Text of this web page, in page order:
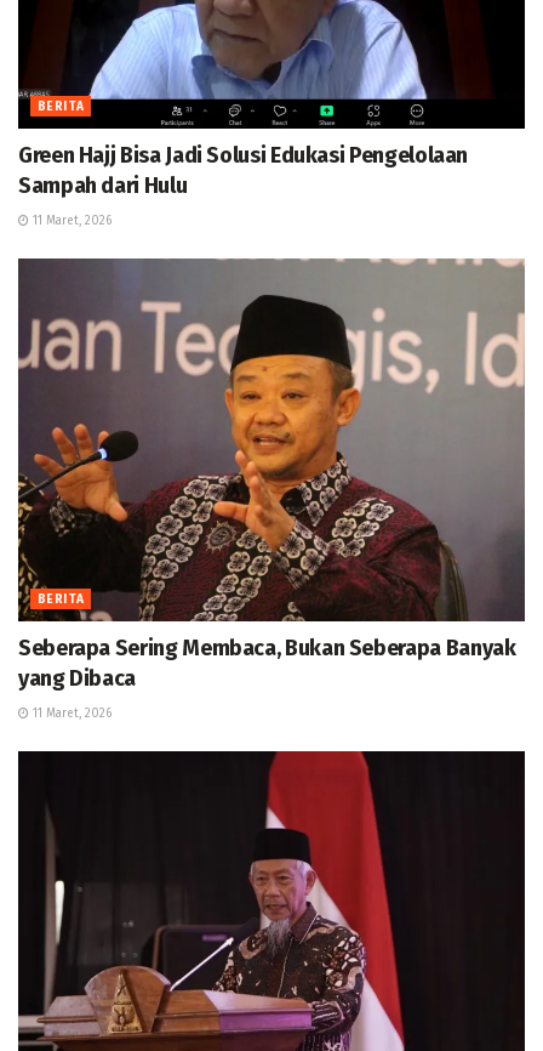
BERITA
Green Hajj Bisa Jadi Solusi Edukasi Pengelolaan
Sampah dari Hulu
11 Maret, 2026
BERITA
Seberapa Sering Membaca, Bukan Seberapa Banyak
yang Dibaca
11 Maret, 2026